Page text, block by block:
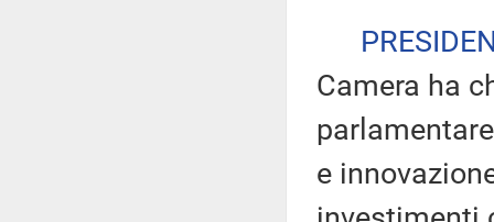
Camera ha
e